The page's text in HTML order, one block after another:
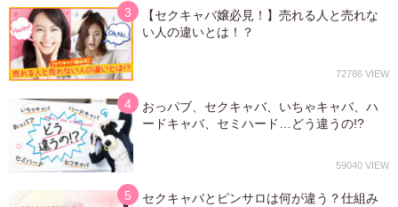
【セクキャバ嬢必見！】売れる人と売れな
い人の違いとは！？
72786
おっパブ、セクキャバ、いちゃキャバ、ハ
ードキャバ、セミハード…どう違うの!?
59040
セクキャバとピンサロは何が違う？仕組み